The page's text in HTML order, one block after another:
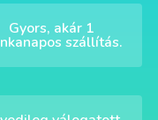
Gyors, akár 1
szállítás.